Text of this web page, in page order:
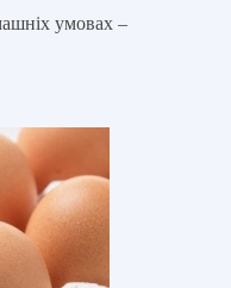
умовах –